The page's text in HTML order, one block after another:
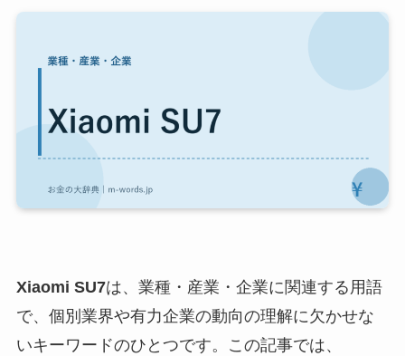
Xiaomi SU7は、業種・産業・企業に関連する用語
で、個別業界や有力企業の動向の理解に欠かせな
いキーワードのひとつです。この記事では、